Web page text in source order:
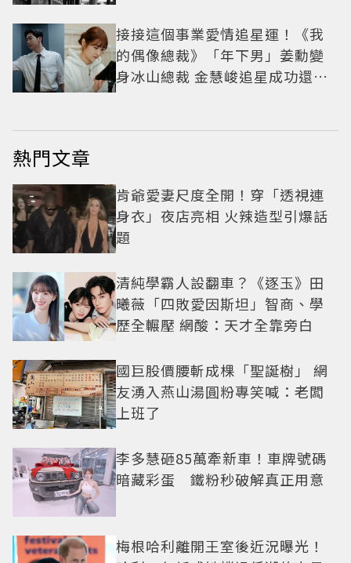
接接這個事業愛情追星運！《我
的偶像總裁》「年下男」姜勳變
身冰山總裁 金慧峻追星成功還偶
熱門文章
肯爺愛妻尺度全開！穿「透視連
身衣」夜店亮相 火辣造型引爆話
題
清純學霸人設翻車？《逐玉》田
曦薇「四敗愛因斯坦」智商、學
歷全輾壓 網酸：天才全靠旁白
國巨股價腰斬成棵「聖誕樹」 網
友湧入燕山湯圓粉專笑喊：老闆
上班了
李多慧砸85萬牽新車！車牌號碼
暗藏彩蛋 鐵粉秒破解真正用意
梅根哈利離開王室後近況曝光！